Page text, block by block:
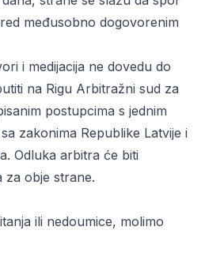
međusobno dogovorenim
i medijacija ne dovedu do
na Rigu Arbitražni sud za
postupcima s jednim
zakonima Republike Latvije i
Odluka arbitra će biti
za obje strane.
ili nedoumice, molimo